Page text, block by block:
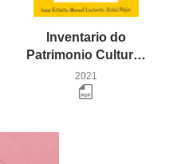
Inventario do
Patrimonio Cultural e Histórico-Artístico do Valadouro. Tomo II (Lagoa-Vilacampa)
2021